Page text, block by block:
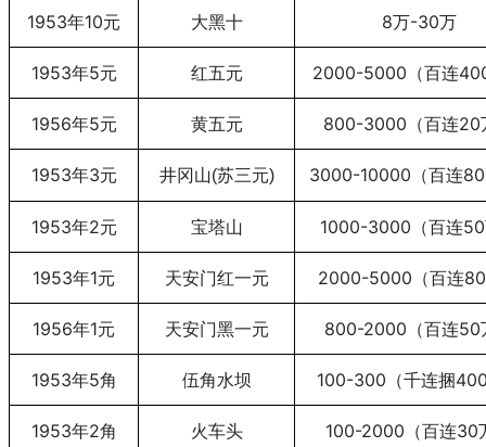
1953年10元 大黑十 8万-30万
1953年5元 红五元 2000-5000（百连
1956年5元 黄五元 800-3000（百连20
1953年3元 井冈山(苏三元) 3000-10000（百连
1953年2元 宝塔山 1000-3000（百连
1953年1元 天安门红一元 2000-5000（百连
1956年1元 天安门黑一元 800-2000（百连50
1953年5角 伍角水坝 100-300（千连捆
1953年2角 火车头 100-2000（百连30